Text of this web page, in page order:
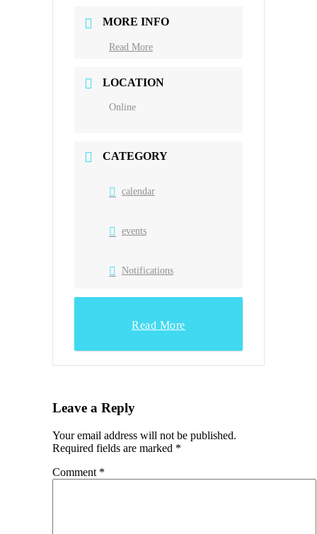
MORE INFO
Read More
LOCATION
Online
CATEGORY
calendar
events
Notifications
Read More
Leave a Reply
Your email address will not be published.
Required fields are marked *
Comment *